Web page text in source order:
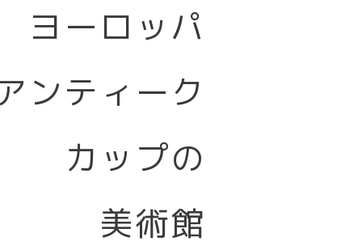
ヨーロッパ
ンティーク
カップの
美術館